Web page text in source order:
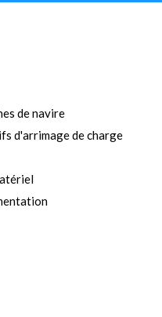
de navire
d'arrimage de charge